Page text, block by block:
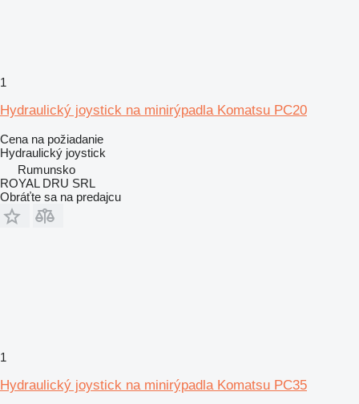
1
Hydraulický joystick na minirýpadla Komatsu PC20
Cena na požiadanie
Hydraulický joystick
Rumunsko
ROYAL DRU SRL
Obráťte sa na predajcu
1
Hydraulický joystick na minirýpadla Komatsu PC35